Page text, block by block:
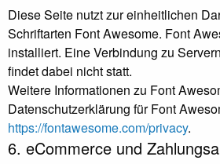
Diese Seite nutzt zur einheitlichen
Schriftarten Font Awesome. Font
installiert. Eine Verbindung zu
findet dabei nicht statt.
Weitere Informationen zu Font
Datenschutzerklärung für Font
https://fontawesome.com/privacy.
6. eCommerce und